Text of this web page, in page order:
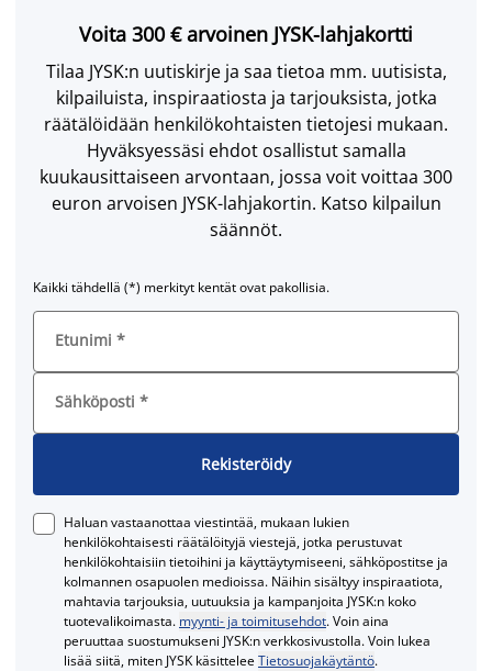
Voita 300 € arvoinen JYSK-lahjakortti
Tilaa JYSK:n uutiskirje ja saa tietoa mm. uutisista,
kilpailuista, inspiraatiosta ja tarjouksista, jotka
räätälöidään henkilökohtaisten tietojesi mukaan.
Hyväksyessäsi ehdot osallistut samalla
kuukausittaiseen arvontaan, jossa voit voittaa 300
euron arvoisen JYSK-lahjakortin. Katso kilpailun
säännöt.
Kaikki tähdellä (*) merkityt kentät ovat pakollisia.
Etunimi *
Sähköposti *
Rekisteröidy
Haluan vastaanottaa viestintää, mukaan lukien
henkilökohtaisesti räätälöityjä viestejä, jotka perustuvat
henkilökohtaisiin tietoihini ja käyttäytymiseeni, sähköpostitse ja
kolmannen osapuolen medioissa. Näihin sisältyy inspiraatiota,
mahtavia tarjouksia, uutuuksia ja kampanjoita JYSK:n koko
tuotevalikoimasta. myynti- ja toimitusehdot. Voin aina
peruuttaa suostumukseni JYSK:n verkkosivustolla. Voin lukea
lisää siitä, miten JYSK käsitteleeTietosuojakäytäntö.